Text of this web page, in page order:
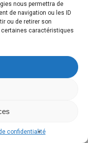
nous permettra de
de navigation ou les ID
ou de retirer son
caractéristiques
confidentialité